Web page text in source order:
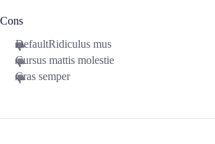
Cons
DefaultRidiculus mus
Cursus mattis molestie
Cras semper